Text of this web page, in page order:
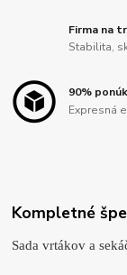
Firma na
Stabilita,
90%
Expresná
Kompletné
Sada vrtákov a